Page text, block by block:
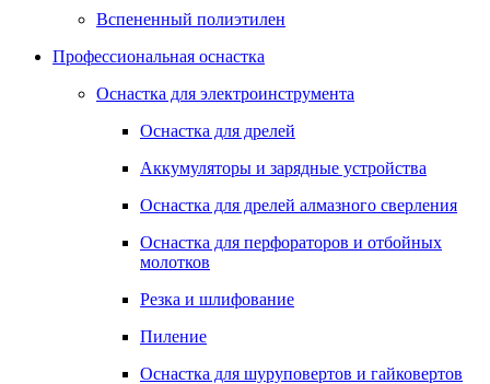
Вспененный полиэтилен
Профессиональная оснастка
Оснастка для электроинструмента
Оснастка для дрелей
Аккумуляторы и зарядные устройства
Оснастка для дрелей алмазного сверления
Оснастка для перфораторов и отбойных
молотков
Резка и шлифование
Пиление
Оснастка для шуруповертов и гайковертов